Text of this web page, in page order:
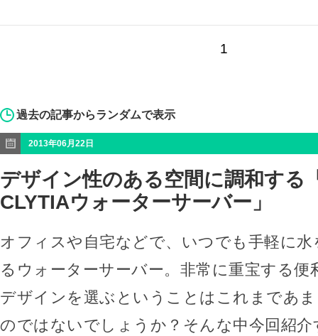
1
過去の記事からランダムで表示
2013年06月22日
デザイン性のある空間に調和する
CLYTIAウォーターサーバー」
オフィスや自宅などで、いつでも手軽に
るウォーターサーバー。非常に重宝する便
デザインを選ぶということはこれまであ
のではないでしょうか？そんな中今回紹